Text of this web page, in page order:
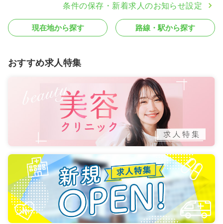
条件の保存・新着求人のお知らせ設定
現在地から探す 路線・駅から探す
おすすめ求人特集